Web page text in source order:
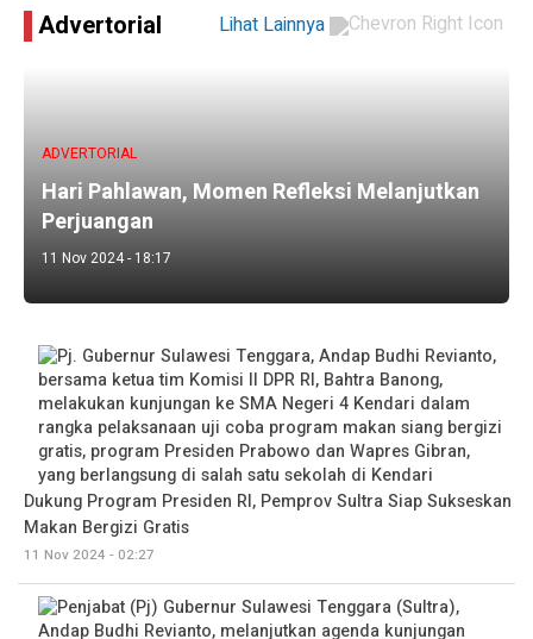
Advertorial Lihat Lainnya
ADVERTORIAL
Hari Pahlawan, Momen Refleksi Melanjutkan
Perjuangan
11 Nov 2024 - 18:17
Dukung Program Presiden RI, Pemprov Sultra Siap Sukseskan
Makan Bergizi Gratis
11 Nov 2024 - 02:27